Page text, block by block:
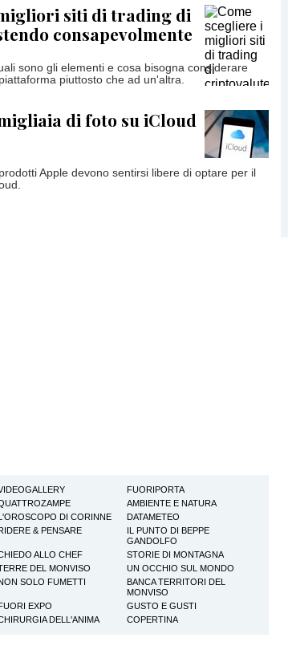
siti di trading di
consapevolmente
sono gli elementi e cosa bisogna considerare
piuttosto che ad un'altra.
di foto su iCloud
Apple devono sentirsi libere di optare per il
FUORIPORTA
AMBIENTE E NATURA
DI CORINNE
DATAMETEO
& PENSARE
IL PUNTO DI BEPPE
GANDOLFO
ALLO CHEF
STORIE DI MONTAGNA
DEL MONVISO
UN OCCHIO SUL MONDO
SOLO FUMETTI
BANCA TERRITORI DEL
MONVISO
EXPO
GUSTO E GUSTI
DELL'ANIMA
COPERTINA